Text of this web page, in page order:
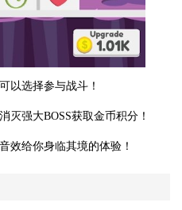
以选择参与战斗！
灭强大BOSS获取金币积分！
效给你身临其境的体验！